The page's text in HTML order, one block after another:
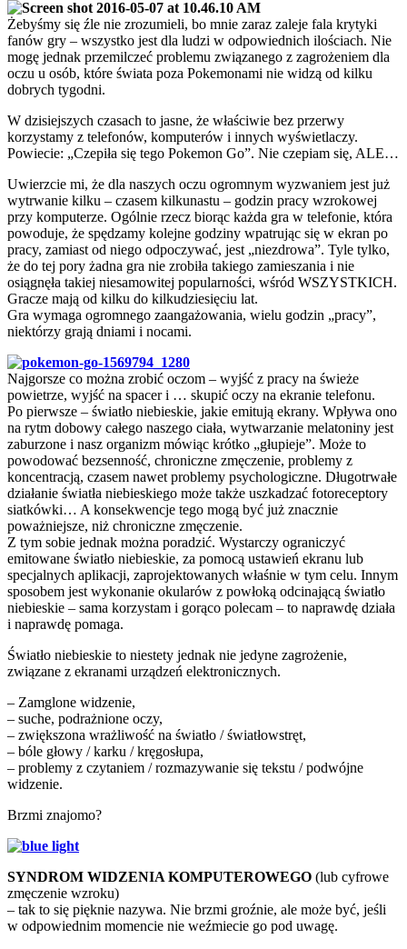
Żebyśmy się źle nie zrozumieli, bo mnie zaraz zaleje fala krytyki
fanów gry – wszystko jest dla ludzi w odpowiednich ilościach. Nie
mogę jednak przemilczeć problemu związanego z zagrożeniem dla
oczu u osób, które świata poza Pokemonami nie widzą od kilku
dobrych tygodni.
W dzisiejszych czasach to jasne, że właściwie bez przerwy
korzystamy z telefonów, komputerów i innych wyświetlaczy.
Powiecie: „Czepiła się tego Pokemon Go”. Nie czepiam się, ALE…
Uwierzcie mi, że dla naszych oczu ogromnym wyzwaniem jest już
wytrwanie kilku – czasem kilkunastu – godzin pracy wzrokowej
przy komputerze. Ogólnie rzecz biorąc każda gra w telefonie, która
powoduje, że spędzamy kolejne godziny wpatrując się w ekran po
pracy, zamiast od niego odpoczywać, jest „niezdrowa”. Tyle tylko,
że do tej pory żadna gra nie zrobiła takiego zamieszania i nie
osiągnęła takiej niesamowitej popularności, wśród WSZYSTKICH.
Gracze mają od kilku do kilkudziesięciu lat.
Gra wymaga ogromnego zaangażowania, wielu godzin „pracy”,
niektórzy grają dniami i nocami.
Najgorsze co można zrobić oczom – wyjść z pracy na świeże
powietrze, wyjść na spacer i … skupić oczy na ekranie telefonu.
Po pierwsze – światło niebieskie, jakie emitują ekrany. Wpływa ono
na rytm dobowy całego naszego ciała, wytwarzanie melatoniny jest
zaburzone i nasz organizm mówiąc krótko „głupieje”. Może to
powodować bezsenność, chroniczne zmęczenie, problemy z
koncentracją, czasem nawet problemy psychologiczne. Długotrwałe
działanie światła niebieskiego może także uszkadzać fotoreceptory
siatkówki… A konsekwencje tego mogą być już znacznie
poważniejsze, niż chroniczne zmęczenie.
Z tym sobie jednak można poradzić. Wystarczy ograniczyć
emitowane światło niebieskie, za pomocą ustawień ekranu lub
specjalnych aplikacji, zaprojektowanych właśnie w tym celu. Innym
sposobem jest wykonanie okularów z powłoką odcinającą światło
niebieskie – sama korzystam i gorąco polecam – to naprawdę działa
i naprawdę pomaga.
Światło niebieskie to niestety jednak nie jedyne zagrożenie,
związane z ekranami urządzeń elektronicznych.
– Zamglone widzenie,
– suche, podrażnione oczy,
– zwiększona wrażliwość na światło / światłowstręt,
– bóle głowy / karku / kręgosłupa,
– problemy z czytaniem / rozmazywanie się tekstu / podwójne
widzenie.
Brzmi znajomo?
SYNDROM WIDZENIA KOMPUTEROWEGO (lub cyfrowe
zmęczenie wzroku)
– tak to się pięknie nazywa. Nie brzmi groźnie, ale może być, jeśli
w odpowiednim momencie nie weźmiecie go pod uwagę.